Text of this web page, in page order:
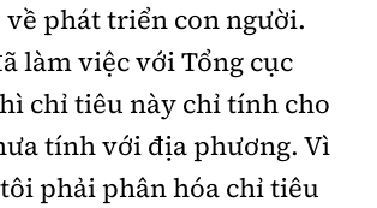
về phát triển con người.
làm việc với Tổng cục
chỉ tiêu này chỉ tính cho
tính với địa phương. Vì
phải phân hóa chỉ tiêu